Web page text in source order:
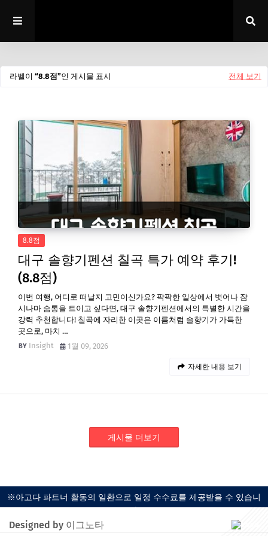
라벨이 8.8점 인 게시물 표시 전체 보기
8.8점
대구 솔향기펜션 칠곡 특가 예약 후기!
(8.8점)
이번 여행, 어디로 떠날지 고민이신가요? 팍팍한 일상에서 벗어나 잠
시나마 숨통을 트이고 싶다면, 대구 솔향기펜션에서의 특별한 시간을
강력 추천합니다! 칠곡에 자리한 이곳은 이름처럼 솔향기가 가득한
곳으로, 마치 …
Insight
1월 09, 2026
자세한 내용 보기
게시물 더보기
※아고다 파트너 활동의 일환으로 일정 수수료를 제공받을 수 있습니
다.
Designed by 이그노타